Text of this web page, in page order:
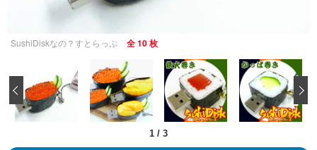
SushiDiskなの？すとらっぷ 全 10 枚
1 / 3
‹